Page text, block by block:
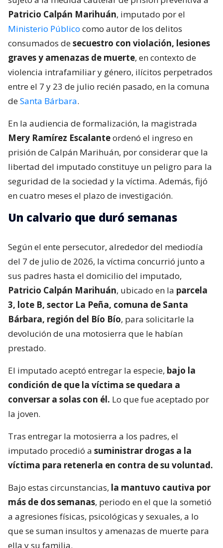
Patricio Calpán Marihuán, imputado por el
Ministerio Público como autor de los delitos
consumados desecuestro con violación, lesiones
graves y amenazas de muerte, en contexto de
violencia intrafamiliar y género, ilícitos perpetrados
entre el 7 y 23 de julio recién pasado, en la comuna
deSanta Bárbara.
En la audiencia de formalización, la magistrada
Mery Ramírez Escalanteordenó el ingreso en
prisión de Calpán Marihuán, por considerar que la
libertad del imputado constituye un peligro para la
seguridad de la sociedad y la víctima. Además, fijó
en cuatro meses el plazo de investigación.
Un calvario que duró semanas
Según el ente persecutor, alrededor del mediodía
del 7 de julio de 2026, la víctima concurrió junto a
sus padres hasta el domicilio del imputado,
Patricio Calpán Marihuán, ubicado en la parcela
3, lote B, sector La Peña, comuna de Santa
Bárbara, región del Bío Bío, para solicitarle la
devolución de una motosierra que le habían
prestado.
El imputado aceptó entregar la especie, bajo la
condición de que la víctima se quedara a
conversar a solas con él. Lo que fue aceptado por
la joven.
Tras entregar la motosierra a los padres, el
imputado procedió a suministrar drogas a la
víctima para retenerla en contra de su voluntad.
Bajo estas circunstancias, la mantuvo cautiva por
más de dos semanas, periodo en el que la sometió
a agresiones físicas, psicológicas y sexuales, a lo
que se suman insultos y amenazas de muerte para
ella y su familia.